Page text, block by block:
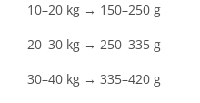
10–20 kg → 150–250 g
20–30 kg → 250–335 g
30–40 kg → 335–420 g